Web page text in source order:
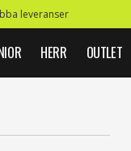
leveranser
HERR OUTLET